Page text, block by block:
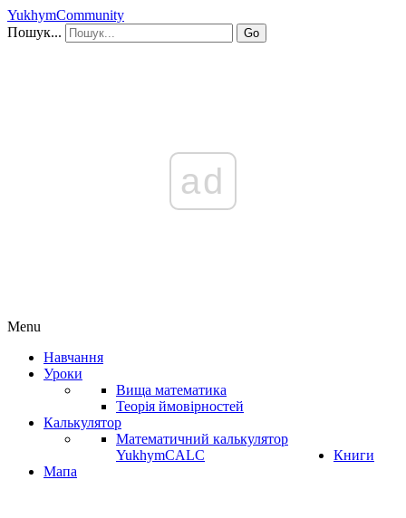
YukhymCommunity
Пошук...
Go
ad
Menu
Навчання
Уроки
Вища математика
Теорія ймовірностей
Калькулятор
Математичний калькулятор
YukhymCALC
Книги
Мапа